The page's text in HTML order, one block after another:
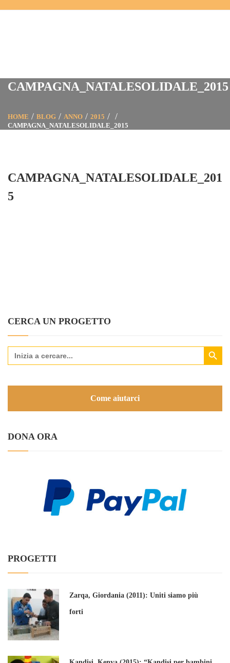
CAMPAGNA_NATALESOLIDALE_2015
HOME BLOG ANNO
2015
CAMPAGNA_NATALESOLIDALE_2015
CAMPAGNA_NATALESOLIDALE_201
5
CERCA UN PROGETTO
Search
for:
Search Button
Come aiutarci
DONA ORA
PROGETTI
Zarqa, Giordania (2011): Uniti siamo più
forti